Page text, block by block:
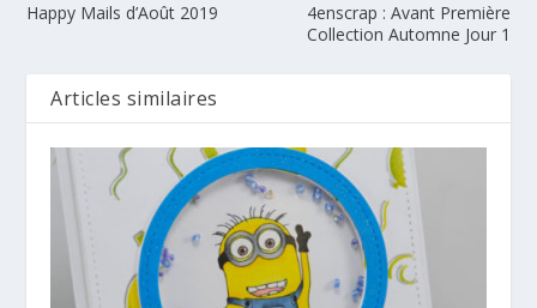
Happy Mails d’Août 2019
4enscrap : Avant Première
Collection Automne Jour 1
Articles similaires